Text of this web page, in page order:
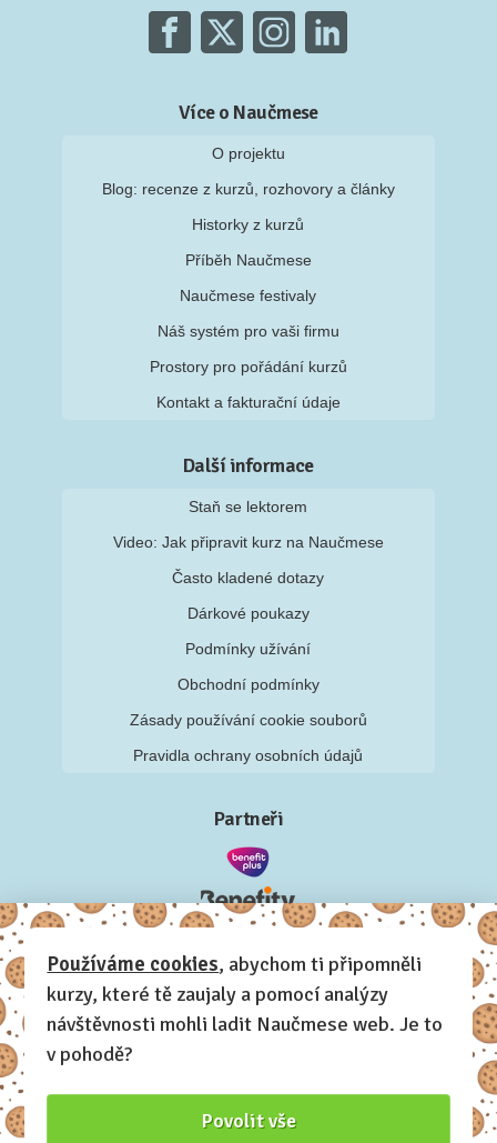
Více o Naučmese
O projektu
Blog: recenze z kurzů, rozhovory a články
Historky z kurzů
Příběh Naučmese
Naučmese festivaly
Náš systém pro vaši firmu
Prostory pro pořádání kurzů
Kontakt a fakturační údaje
Další informace
Staň se lektorem
Video: Jak připravit kurz na Naučmese
Často kladené dotazy
Dárkové poukazy
Podmínky užívání
Obchodní podmínky
Zásady používání cookie souborů
Pravidla ochrany osobních údajů
Partneři
Používáme cookies, abychom ti připomněli
kurzy, které tě zaujaly a pomocí analýzy
návštěvnosti mohli ladit Naučmese web. Je to
v pohodě?
Povolit vše